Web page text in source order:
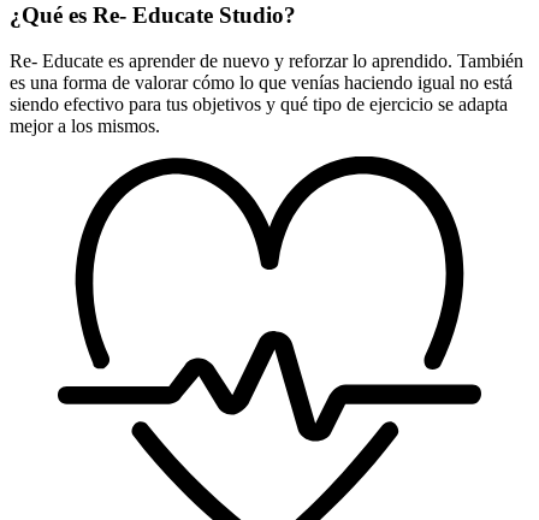
¿Qué es Re- Educate Studio?
Re- Educate es aprender de nuevo y reforzar lo aprendido. También
es una forma de valorar cómo lo que venías haciendo igual no está
siendo efectivo para tus objetivos y qué tipo de ejercicio se adapta
mejor a los mismos.